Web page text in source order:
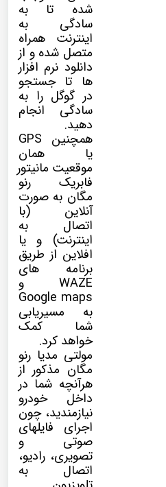
شده تا به
سادگی به
اینترنت همراه
متصل شده و از
دانلود نرم افزار
ها تا جستجو
در گوگل را به
سادگی انجام
دهید.
همچنین GPS
یا همان
موقعیت مانیتور
فابریک رنو
مگان به صورت
آنلاین (با
اتصال به
اینترنت) و یا
افلاین از طریق
برنامه های
WAZE و
Google maps
به مسیریابی
شما کمک
خواهد کرد.
مولتی مدیا رنو
مگان مذکور از
هرآنچه شما در
داخل خودرو
نیازمندید، چون
اجرای فایلهای
صوتی و
تصویری، رادیو،
اتصال به